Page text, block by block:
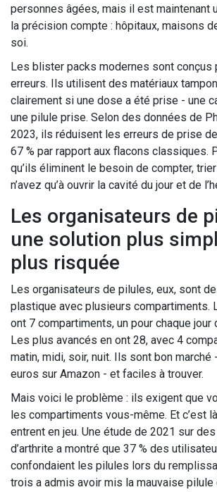
personnes âgées, mais il est maintenant
la précision compte : hôpitaux, maisons
soi.
Les blister packs modernes sont conçus
erreurs. Ils utilisent des matériaux
clairement si une dose a été prise - une
une pilule prise. Selon des données de
2023, ils réduisent les erreurs de prise
67 % par rapport aux flacons classiques.
qu’ils éliminent le besoin de compter,
n’avez qu’à ouvrir la cavité du jour et de
Les organisateurs de
une solution plus
plus risquée
Les organisateurs de pilules, eux, sont
plastique avec plusieurs compartiments.
ont 7 compartiments, un pour chaque jour
Les plus avancés en ont 28, avec 4
matin, midi, soir, nuit. Ils sont bon marché
euros sur Amazon - et faciles à trouver.
Mais voici le problème : ils exigent que
les compartiments vous-même. Et c’est
entrent en jeu. Une étude de 2021 sur
d’arthrite a montré que 37 % des
confondaient les pilules lors du
trois a admis avoir mis la mauvaise pilule